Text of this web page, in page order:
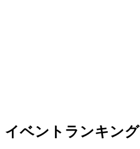
イベントランキング